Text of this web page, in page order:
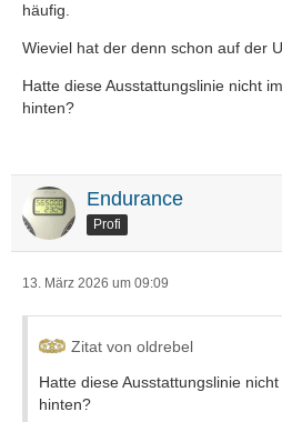
häufig.
Wieviel hat der denn schon auf der
Hatte diese Ausstattungslinie nicht
hinten?
Endurance
Profi
13. März 2026 um 09:09
Zitat von oldrebel
Hatte diese Ausstattungslinie
hinten?